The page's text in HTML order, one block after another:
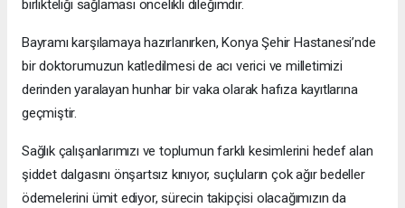
birlikteliği sağlaması öncelikli dileğimdir.
Bayramı karşılamaya hazırlanırken, Konya Şehir Hastanesi’nde
bir doktorumuzun katledilmesi de acı verici ve milletimizi
derinden yaralayan hunhar bir vaka olarak hafıza kayıtlarına
geçmiştir.
Sağlık çalışanlarımızı ve toplumun farklı kesimlerini hedef alan
şiddet dalgasını önşartsız kınıyor, suçluların çok ağır bedeller
ödemelerini ümit ediyor, sürecin takipçisi olacağımızın da